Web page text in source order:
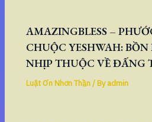
AMAZINGBLESS –
CHUỘC YESHWAH:
NHỊP THUỘC VỀ ĐẤNG
Luật Ơn Nhơn Thần/ Byadmin